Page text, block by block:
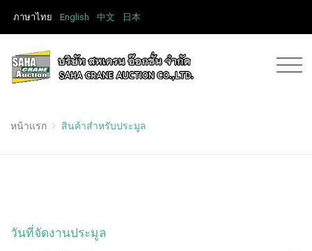
ภาษาไทย English 中文 日本
หน้าแรก สินค้าสำหรับประมูล
วันที่จัดงานประมูล